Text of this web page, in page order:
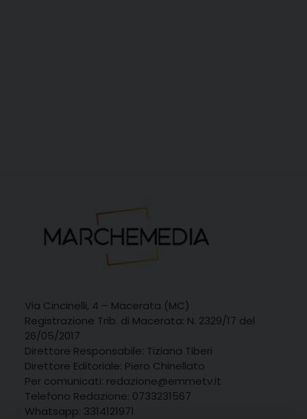
Via Cincinelli, 4 – Macerata (MC)
Registrazione Trib. di Macerata: N. 2329/17 del
26/05/2017
Direttore Responsabile: Tiziana Tiberi
Direttore Editoriale: Piero Chinellato
Per comunicati: redazione@emmetv.it
Telefono Redazione: 0733231567
Whatsapp: 3314121971